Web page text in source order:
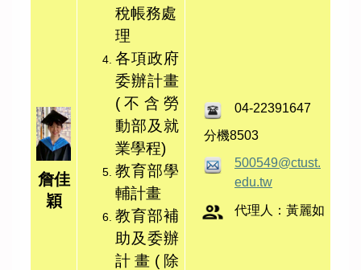
詹佳
穎
稅帳務處
理
各項政府
委辦計畫
(不含勞
動部及就
業學程)
教育部學
輔計畫
教育部補
助及委辦
計畫 (除
04-22391647
分機8503
500549@ctust.
edu.tw
代理人：黃麗如